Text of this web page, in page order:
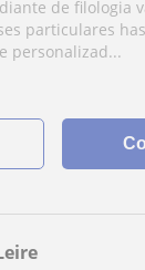
de filologia
particulares
personalizad...